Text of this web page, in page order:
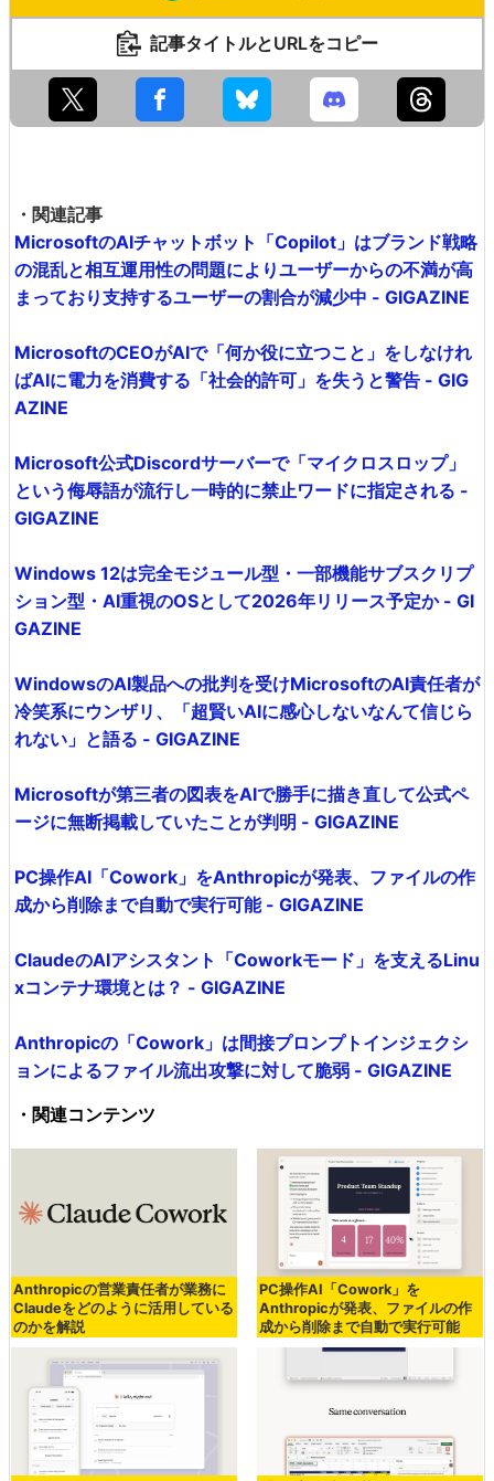
記事タイトルとURLをコピー
・関連記事
MicrosoftのAIチャットボット「Copilot」はブランド戦略
の混乱と相互運用性の問題によりユーザーからの不満が高
まっており支持するユーザーの割合が減少中 - GIGAZINE
MicrosoftのCEOがAIで「何か役に立つこと」をしなけれ
ばAIに電力を消費する「社会的許可」を失うと警告 - GIG
AZINE
Microsoft公式Discordサーバーで「マイクロスロップ」
という侮辱語が流行し一時的に禁止ワードに指定される -
GIGAZINE
Windows 12は完全モジュール型・一部機能サブスクリプ
ション型・AI重視のOSとして2026年リリース予定か - GI
GAZINE
WindowsのAI製品への批判を受けMicrosoftのAI責任者が
冷笑系にウンザリ、「超賢いAIに感心しないなんて信じら
れない」と語る - GIGAZINE
Microsoftが第三者の図表をAIで勝手に描き直して公式ペ
ージに無断掲載していたことが判明 - GIGAZINE
PC操作AI「Cowork」をAnthropicが発表、ファイルの作
成から削除まで自動で実行可能 - GIGAZINE
ClaudeのAIアシスタント「Coworkモード」を支えるLinu
xコンテナ環境とは？ - GIGAZINE
Anthropicの「Cowork」は間接プロンプトインジェクシ
ョンによるファイル流出攻撃に対して脆弱 - GIGAZINE
・関連コンテンツ
Anthropicの営業責任者が業務に
Claudeをどのように活用している
のかを解説
PC操作AI「Cowork」を
Anthropicが発表、ファイルの作
成から削除まで自動で実行可能